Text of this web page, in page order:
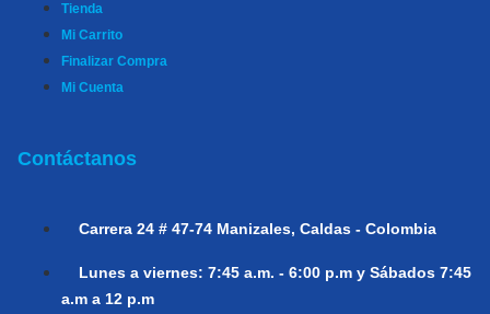
Tienda
Mi Carrito
Finalizar Compra
Mi Cuenta
Contáctanos
Carrera 24 # 47-74 Manizales, Caldas - Colombia
Lunes a viernes: 7:45 a.m. - 6:00 p.m y Sábados 7:45
a.m a 12 p.m